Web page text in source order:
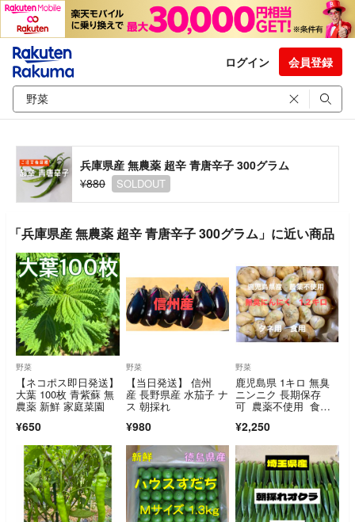
ログイン 会員登録
兵庫県産 無農薬 超辛 青唐辛子 300グラム
¥880
SOLDOUT
「兵庫県産 無農薬 超辛 青唐辛子 300グラム」に近い商品
野菜
【ネコポス即日発送】
大葉 100枚 青紫蘇 無
農薬 新鮮 家庭菜園
¥650
野菜
【当日発送】 信州
産 長野県産 水茄子 ナ
ス 朝採れ
¥980
野菜
鹿児島県 1キロ 無臭
ニンニク 長期保存
可 農薬不使用 食用&
り
¥2,250